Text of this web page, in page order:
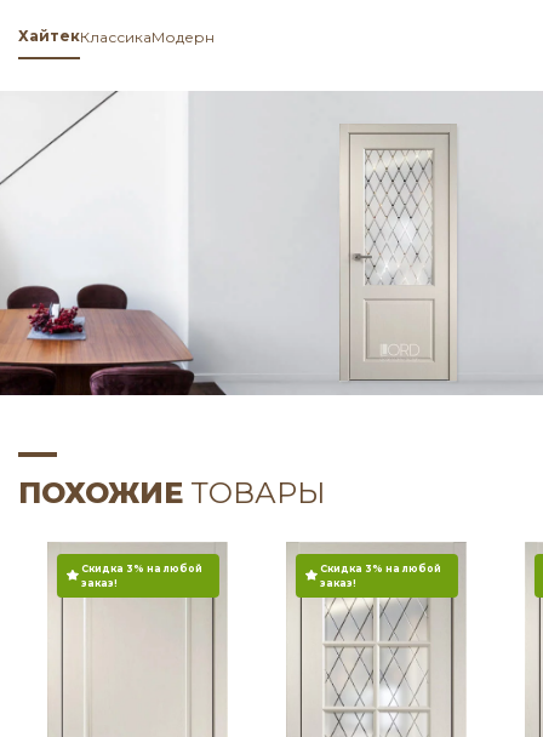
ХайтекКлассикаМодерн
ПОХОЖИЕ ТОВАРЫ
Скидка 3% на любой
заказ!
Скидка 3% на любой
заказ!